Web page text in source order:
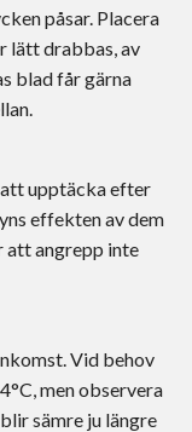
påsar. Placera
lätt drabbas, av
blad får gärna
upptäcka efter
effekten av dem
att angrepp inte
Vid behov
men observera
sämre ju längre